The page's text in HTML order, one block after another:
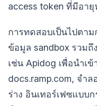
access token ที่มีอา
การทดสอบเป็นไปตาม
ข้อมูล sandbox รวมถึ
เช่น Apidog เพื่อนำเ
docs.ramp.com, จำ
ร่าง อินเทอร์เฟซแบบ